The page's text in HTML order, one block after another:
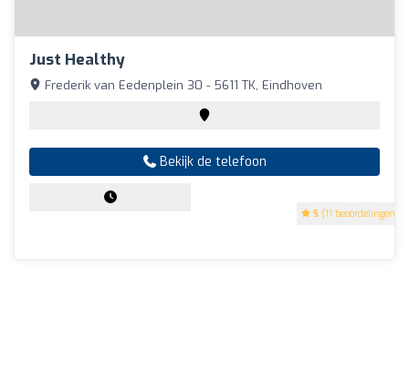
Just Healthy
5 (11 beoordelingen)
Frederik van Eedenplein 30 - 5611 TK, Eindhoven
Bekijk de telefoon